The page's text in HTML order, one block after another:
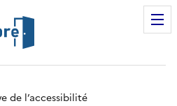
de l’accessibilité